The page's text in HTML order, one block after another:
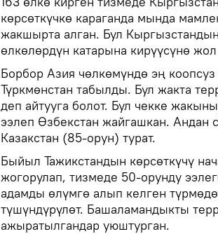
көрсөткүчкө караганда мында
жакшырта алган. Бул
өлкөлөрдүн катарына кирүүсүнө
Борбор Азия чөлкөмүндө эң
Түркмөнстан табылды. Бул жакта
деп айтууга болот. Бул чекке
ээлеп Өзбекстан жайгашкан. Андан
Казакстан (85-орун) турат.
Быйыл Тажикстандын көрсөткүчү
жогорулап, тизмеде 50-орунду
адамды өлүмгө алып келген
түшүндүрүлөт. Башаламандыкты
ажыратылгандар уюштурган.